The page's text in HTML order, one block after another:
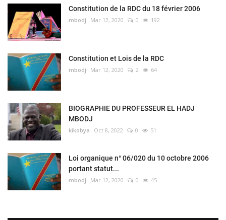
Constitution de la RDC du 18 février 2006
mbodj Mar 12, 2020 0 192
Constitution et Lois de la RDC
mbodj Mar 12, 2020 2 64
BIOGRAPHIE DU PROFESSEUR EL HADJ
MBODJ
kikobya Oct 8, 2022 0 51
Loi organique n° 06/020 du 10 octobre 2006
portant statut...
mbodj Mar 12, 2020 0 45